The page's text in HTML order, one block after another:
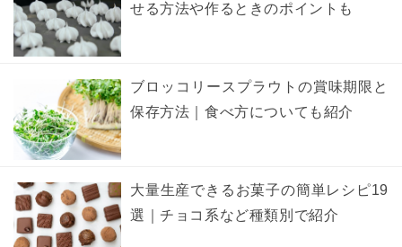
せる方法や作るときのポイントも
ブロッコリースプラウトの賞味期限と
保存方法｜食べ方についても紹介
大量生産できるお菓子の簡単レシピ19
選｜チョコ系など種類別で紹介